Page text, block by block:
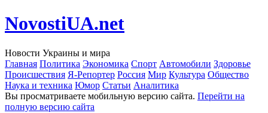
NovostiUA.net
Новости Украины и мира
Главная Политика Экономика Спорт Автомобили Здоровье
Происшествия Я-Репортер Россия Мир Культура Общество
Наука и техника Юмор Статьи Аналитика
Вы просматриваете мобильную версию сайта. Перейти на
полную версию сайта